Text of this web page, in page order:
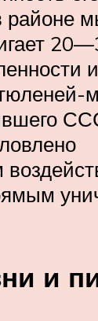
районе
и